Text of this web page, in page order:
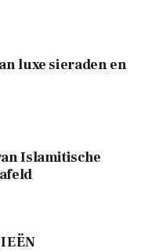
luxe sieraden en
Islamitische